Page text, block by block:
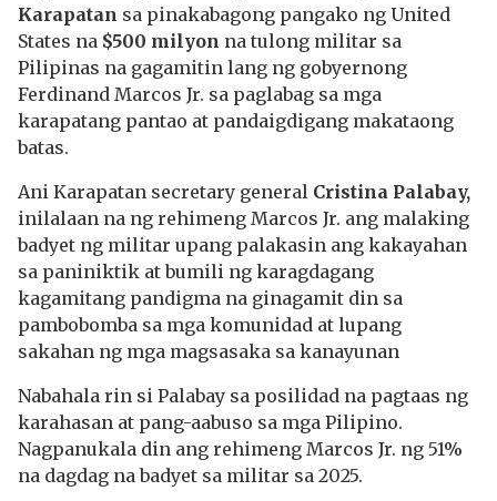
Karapatan sa pinakabagong pangako ng United
States na $500 milyon na tulong militar sa
Pilipinas na gagamitin lang ng gobyernong
Ferdinand Marcos Jr. sa paglabag sa mga
karapatang pantao at pandaigdigang makataong
batas.
Ani Karapatan secretary general Cristina Palabay,
inilalaan na ng rehimeng Marcos Jr. ang malaking
badyet ng militar upang palakasin ang kakayahan
sa paniniktik at bumili ng karagdagang
kagamitang pandigma na ginagamit din sa
pambobomba sa mga komunidad at lupang
sakahan ng mga magsasaka sa kanayunan
Nabahala rin si Palabay sa posilidad na pagtaas ng
karahasan at pang-aabuso sa mga Pilipino.
Nagpanukala din ang rehimeng Marcos Jr. ng 51%
na dagdag na badyet sa militar sa 2025.